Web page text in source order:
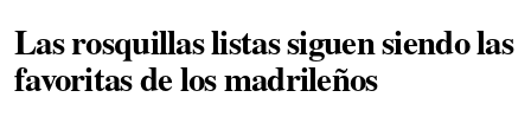
Las rosquillas listas siguen siendo las
favoritas de los madrileños